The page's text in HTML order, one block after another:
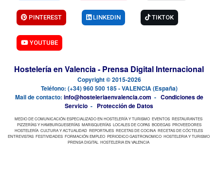
PINTEREST LINKEDIN TIKTOK
YOUTUBE
Hostelería en Valencia - Prensa Digital Internacional
Copyright © 2015-2026
Teléfono: (+34) 960 500 185 - VALENCIA (España)
Mail de contacto: info@hosteleriaenvalencia.com - Condiciones de
Servicio - Protección de Datos
MEDIO DE COMUNICACIÓN ESPECIALIZADO EN HOSTELERÍA Y TURISMO EVENTOS RESTAURANTES
PIZZERÍAS Y HAMBURGUESERÍAS MARISQUERÍAS LOCALES DE COPAS BODEGAS PROVEEDORES
HOSTELERÍA CULTURA Y ACTUALIDAD REPORTAJES RECETAS DE COCINA RECETAS DE CÓCTELES
ENTREVISTAS FESTIVIDADES FORMACIÓN EMPLEO PERIODICO GASTRONOMICO HOSTELERIA Y TURISMO
PRENSA DIGITAL HOSTELERIA EN VALENCIA